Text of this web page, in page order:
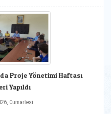
Proje Yönetimi Haftası
Yapıldı
Cumartesi